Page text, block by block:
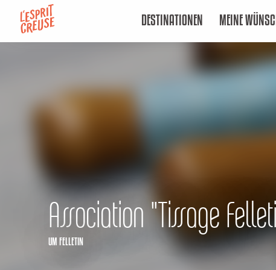
contenu
DESTINATIONEN MEINE
Association "Tissage
UM FELLETIN